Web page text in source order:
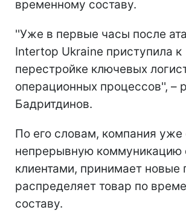
временному составу.
''Уже в первые часы после
Intertop Ukraine приступила к
перестройке ключевых
операционных процессов'', –
Бадритдинов.
По его словам, компания уже
непрерывную коммуникацию
клиентами, принимает новые
распределяет товар по
составу.